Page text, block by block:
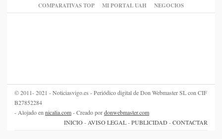
COMPARATIVAS TOP
MI PORTAL UAH NEGOCIOS
© 2011- 2021 - Noticiasvigo.es - Periódico digital de Don Webmaster SL con CIF
B27852284
- Alojado en nicalia.com- Creado pordonwebmaster.com
INICIO- AVISO LEGAL-PUBLICIDAD -CONTACTAR